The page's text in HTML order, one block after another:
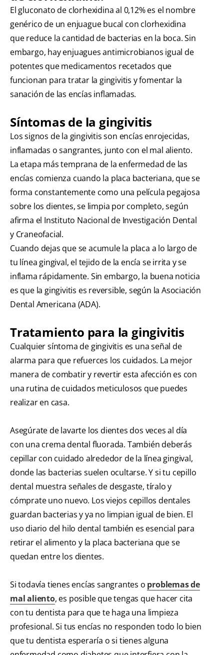
El gluconato de clorhexidina al 0,12% es el nombre
genérico de un enjuague bucal con clorhexidina
que reduce la cantidad de bacterias en la boca. Sin
embargo, hay enjuagues antimicrobianos igual de
potentes que medicamentos recetados que
funcionan para tratar la gingivitis y fomentar la
sanación de las encías inflamadas.
Síntomas de la gingivitis
Los signos de la gingivitis son encías enrojecidas,
inflamadas o sangrantes, junto con el mal aliento.
La etapa más temprana de la enfermedad de las
encías comienza cuando la placa bacteriana, que se
forma constantemente como una película pegajosa
sobre los dientes, se limpia por completo, según
afirma el Instituto Nacional de Investigación Dental
y Craneofacial.
Cuando dejas que se acumule la placa a lo largo de
tu línea gingival, el tejido de la encía se irrita y se
inflama rápidamente. Sin embargo, la buena noticia
es que la gingivitis es reversible, según la Asociación
Dental Americana (ADA).
Tratamiento para la gingivitis
Cualquier síntoma de gingivitis es una señal de
alarma para que refuerces los cuidados. La mejor
manera de combatir y revertir esta afección es con
una rutina de cuidados meticulosos que puedes
realizar en casa.
Asegúrate de lavarte los dientes dos veces al día
con una crema dental fluorada. También deberás
cepillar con cuidado alrededor de la línea gingival,
donde las bacterias suelen ocultarse. Y si tu cepillo
dental muestra señales de desgaste, tíralo y
cómprate uno nuevo. Los viejos cepillos dentales
guardan bacterias y ya no limpian igual de bien. El
uso diario del hilo dental también es esencial para
retirar el alimento y la placa bacteriana que se
quedan entre los dientes.
Si todavía tienes encías sangrantes o problemas de
mal aliento, es posible que tengas que hacer cita
con tu dentista para que te haga una limpieza
profesional. Si tus encías no responden todo lo bien
que tu dentista esperaría o si tienes alguna